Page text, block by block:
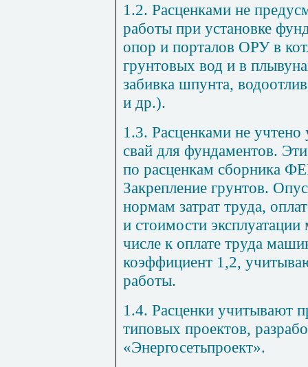
1.2. Расценками не
работы при установке
опор и порталов ОРУ в
грунтовых вод и в
забивка шпунта,
и др.).
1.3. Расценками не
свай для фундаментов.
по расценкам сборника
Закрепление грунтов.
нормам затрат труда,
и стоимости
числе к оплате труда
коэффициент 1,2,
работы.
1.4. Расценки учитывают
типовых проектов,
«Энергосетьпроект».